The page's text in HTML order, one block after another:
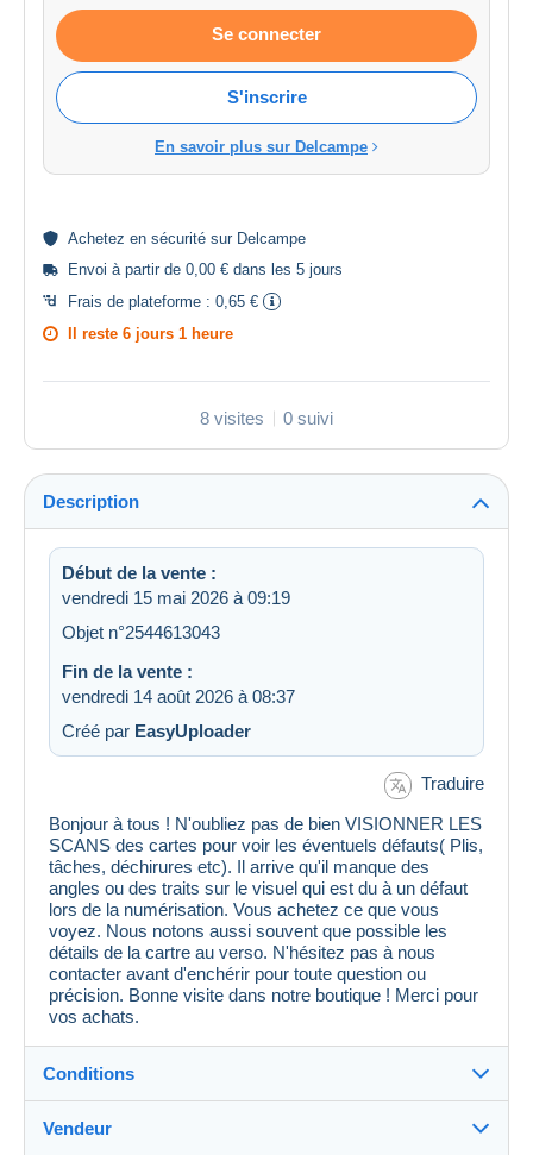
Se connecter
S'inscrire
En savoir plus sur Delcampe
Achetez en sécurité sur Delcampe
Envoi à partir de 0,00 € dans les 5 jours
Frais de plateforme : 0,65 €
Il reste 6 jours 1 heure
8 visites 0 suivi
Description
Début de la vente :
vendredi 15 mai 2026 à 09:19
Objet n°2544613043
Fin de la vente :
vendredi 14 août 2026 à 08:37
Créé par EasyUploader
Traduire
Bonjour à tous ! N'oubliez pas de bien VISIONNER LES
SCANS des cartes pour voir les éventuels défauts( Plis,
tâches, déchirures etc). Il arrive qu'il manque des
angles ou des traits sur le visuel qui est du à un défaut
lors de la numérisation. Vous achetez ce que vous
voyez. Nous notons aussi souvent que possible les
détails de la cartre au verso. N'hésitez pas à nous
contacter avant d'enchérir pour toute question ou
précision. Bonne visite dans notre boutique ! Merci pour
vos achats.
Conditions
Vendeur